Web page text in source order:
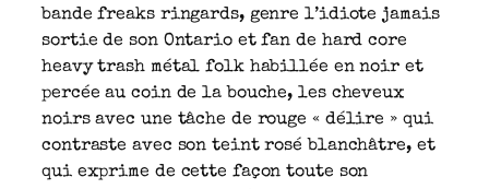
bande freaks ringards, genre l’idiote jamais
sortie de son Ontario et fan de hard core
heavy trash métal folk habillée en noir et
percée au coin de la bouche, les cheveux
noirs avec une tâche de rouge « délire » qui
contraste avec son teint rosé blanchâtre, et
qui exprime de cette façon toute son